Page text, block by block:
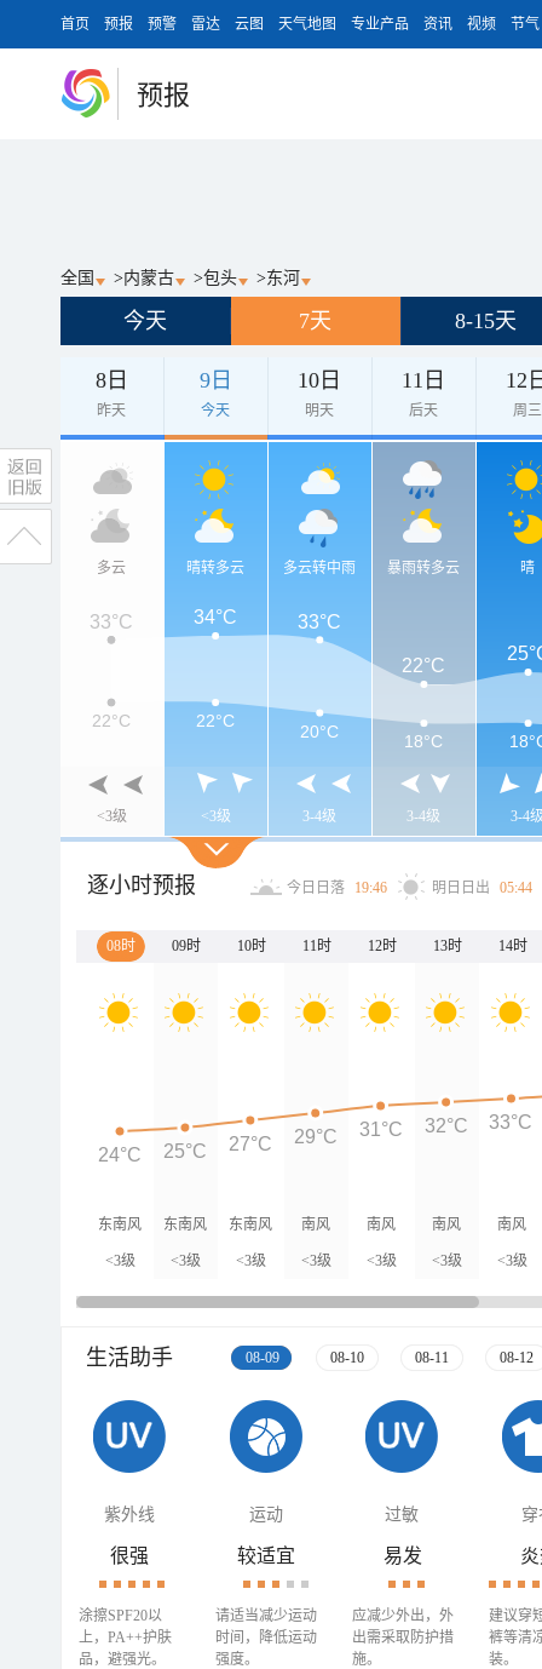
首页 预报 预警 雷达 云图 天气地图 专业产品 资讯 视频 节气
预报
全国 >内蒙古 >包头 >东河
今天 7天 8-15天
8日
昨天
9日
今天
10日
明天
11日
后天
12
周三
多云
<3级
晴转多云
<3级
多云转中雨
3-4级
暴雨转多云
3-4级
晴
3-4
33°C 34°C 33°C
22°C
22°C 22°C
20°C
18°C
逐小时预报 今日日落 19:46 明日日出 05:44
08时 09时 10时 11时 12时 13时 14时
东南风
<3级
东南风
<3级
东南风
<3级
南风
<3级
南风
<3级
南风
<3级
南风
<3级
24°C 25°C 27°C 29°C 31°C 32°C 33°C
生活助手 08-09 08-10 08-11 08-12
紫外线 运动 过敏 穿
很强
涂擦SPF20以
上，PA++护肤
品，避强光。
较适宜
请适当减少运动
时间，降低运动
强度。
易发
应减少外出，外
出需采取防护措
施。
建议穿
裤等清
装。